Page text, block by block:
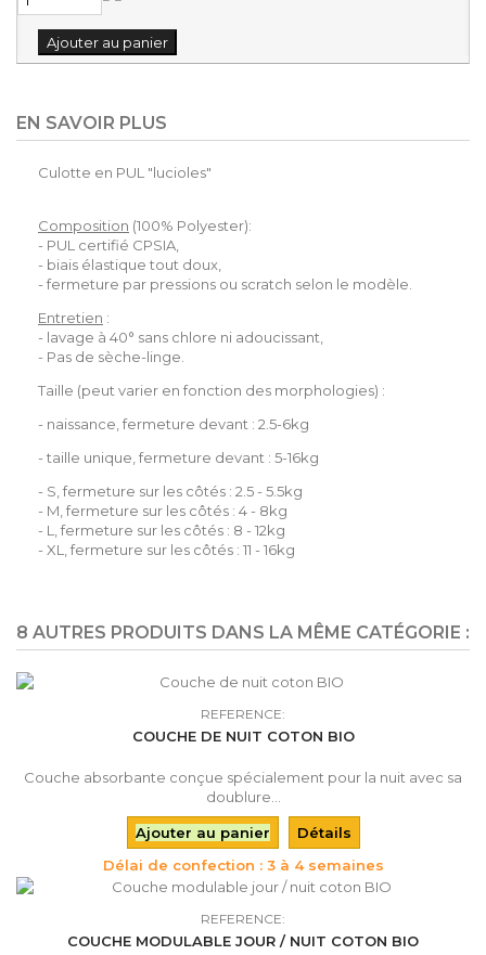
Ajouter au panier
EN SAVOIR PLUS
Culotte en PUL "lucioles"
Composition (100% Polyester):
- PUL certifié CPSIA,
- biais élastique tout doux,
- fermeture par pressions ou scratch selon le modèle.
Entretien :
- lavage à 40° sans chlore ni adoucissant,
- Pas de sèche-linge.
Taille (peut varier en fonction des morphologies) :
- naissance, fermeture devant : 2.5-6kg
- taille unique, fermeture devant : 5-16kg
- S, fermeture sur les côtés : 2.5 - 5.5kg
- M, fermeture sur les côtés : 4 - 8kg
- L, fermeture sur les côtés : 8 - 12kg
- XL, fermeture sur les côtés : 11 - 16kg
8 AUTRES PRODUITS DANS LA MÊME CATÉGORIE :
REFERENCE:
COUCHE DE NUIT COTON BIO
Couche absorbante conçue spécialement pour la nuit avec sa
doublure...
Ajouter au panier
Détails
Délai de confection : 3 à 4 semaines
REFERENCE:
COUCHE MODULABLE JOUR / NUIT COTON BIO